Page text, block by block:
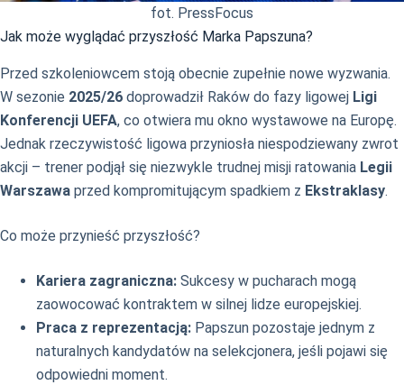
fot. PressFocus
Jak może wyglądać przyszłość Marka Papszuna?
Przed szkoleniowcem stoją obecnie zupełnie nowe wyzwania.
W sezonie 2025/26 doprowadził Raków do fazy ligowej Ligi
Konferencji UEFA, co otwiera mu okno wystawowe na Europę.
Jednak rzeczywistość ligowa przyniosła niespodziewany zwrot
akcji – trener podjął się niezwykle trudnej misji ratowania Legii
Warszawa przed kompromitującym spadkiem z Ekstraklasy.
Co może przynieść przyszłość?
Kariera zagraniczna: Sukcesy w pucharach mogą
zaowocować kontraktem w silnej lidze europejskiej.
Praca z reprezentacją: Papszun pozostaje jednym z
naturalnych kandydatów na selekcjonera, jeśli pojawi się
odpowiedni moment.